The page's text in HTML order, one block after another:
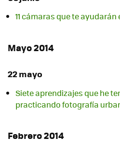
11 cámaras que te
Mayo 2014
22 mayo
Siete aprendizajes que he
practicando fotografía
Febrero 2014